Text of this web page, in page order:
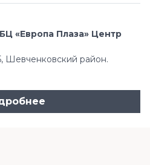
«Европа Плаза» Центр
Шевченковский район.